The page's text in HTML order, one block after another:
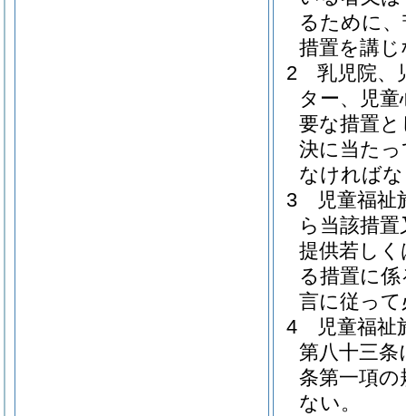
るために
措置を講
2
乳児院、
ター、児
要な措置
決に当た
なければ
3
児童福
ら当該措
提供若し
る措置に
言に従っ
4
児童福祉
第八十三条
条第一項
ない。